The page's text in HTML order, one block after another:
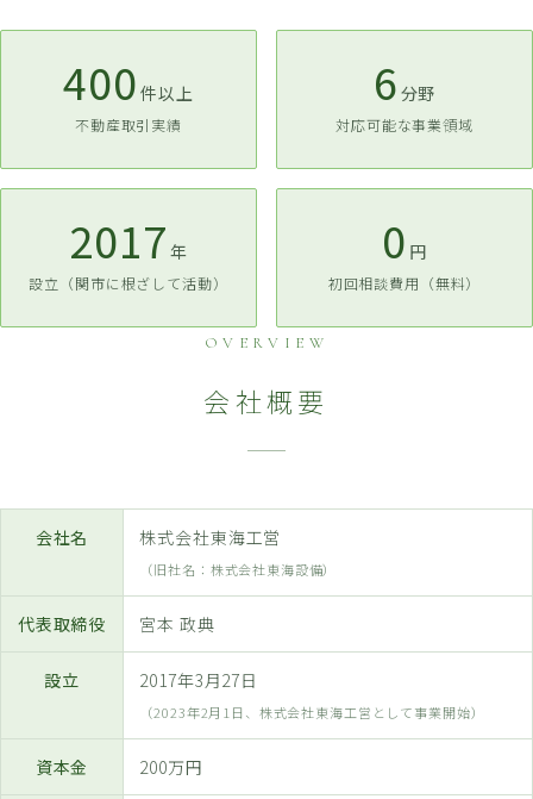
400 件以上
不動産取引実績
6 分野
対応可能な事業領域
2017 年
設立（関市に根ざして活動）
0 円
初回相談費用（無料）
OVERVIEW
会社概要
会社名 株式会社東海工営
（旧社名：株式会社東海設備）
代表取締役 宮本 政典
設立 2017年3月27日
（2023年2月1日、株式会社東海工営として事業開始）
資本金 200万円